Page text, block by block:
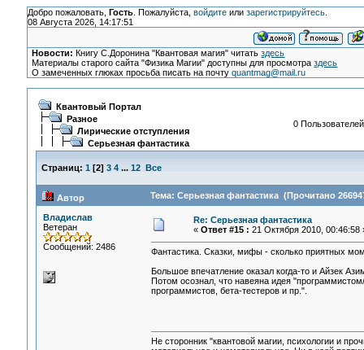
Добро пожаловать, Гость. Пожалуйста, войдитеили зарегистрируйтесь.
08 Августа 2026, 14:17:51
Новости: Книгу С.Доронина "Квантовая магия" читатьздесь
Материалы старого сайта "Физика Магии" доступны для просмотраздесь
О замеченных глюках просьба писать на почтуquantmag@mail.ru
Квантовый Портал
Разное
Лирические отступления
Серьезная фантастика
0
Страниц: 1 [2] 3 4 ... 12 Все
Автор Тема: Серьезная фантастика (Прочитано
Владислав
Ветеран
Сообщений: 2486
Re: Серьезная фантастика
« Ответ #15 : 21 Октября 2010, 00:46:58
Фантастика. Сказки, мифы - сколько приятных
Большое впечатление оказал когда-то и Айзек
Потом осознал, что навеяна идея
программистов, бета-тестеров и пр.".
Не сторонник "квантовой магии, психологии и